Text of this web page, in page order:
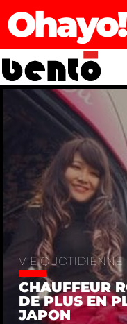
Ohayo!
VIE QUOTIDIENNE
CHAUFFEUR
DE PLUS EN
JAPON